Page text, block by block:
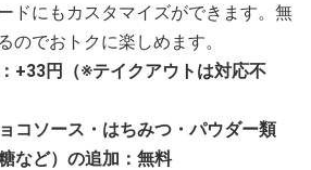
ドにもカスタマイズができます。無
のでおトクに楽しめます。
+33円（※テイクアウトは対応不
コソース・はちみつ・パウダー類
など）の追加：無料